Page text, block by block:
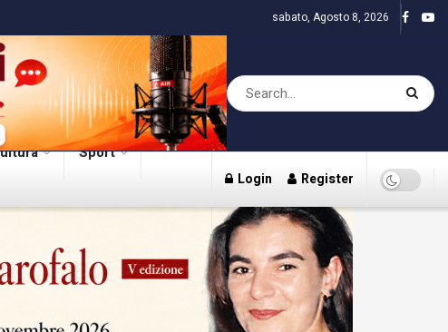
sabato, Agosto 8, 2026
Sport
Login Register